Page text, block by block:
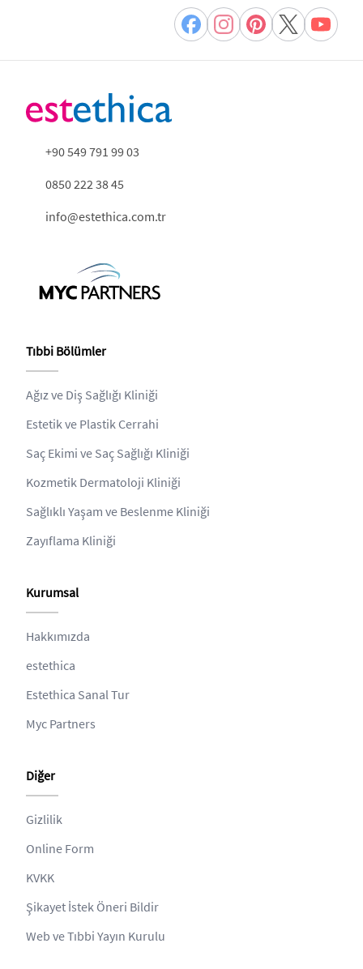
+90 549 791 99 03
0850 222 38 45
info@estethica.com.tr
Tıbbi Bölümler
Ağız ve Diş Sağlığı Kliniği
Estetik ve Plastik Cerrahi
Saç Ekimi ve Saç Sağlığı Kliniği
Kozmetik Dermatoloji Kliniği
Sağlıklı Yaşam ve Beslenme Kliniği
Zayıflama Kliniği
Kurumsal
Hakkımızda
estethica
Estethica Sanal Tur
Myc Partners
Diğer
Gizlilik
Online Form
KVKK
Şikayet İstek Öneri Bildir
Web ve Tıbbi Yayın Kurulu